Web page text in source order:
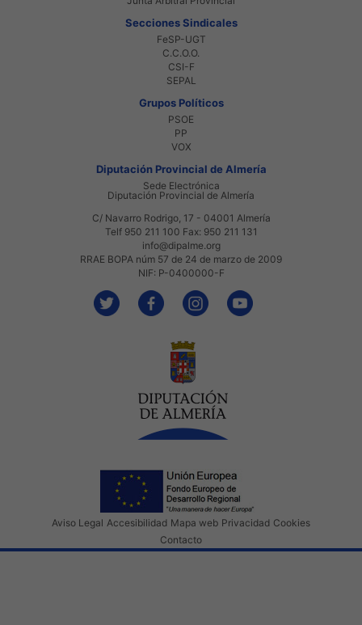
Secciones Sindicales
FeSP-UGT
C.C.O.O.
CSI-F
SEPAL
Grupos Políticos
PSOE
PP
VOX
Diputación Provincial de Almería
Sede Electrónica
Diputación Provincial de Almería
C/ Navarro Rodrigo, 17 - 04001 Almería
Telf 950 211 100 Fax: 950 211 131
info@dipalme.org
RRAE BOPA núm 57 de 24 de marzo de 2009
NIF: P-0400000-F
Aviso Legal Accesibilidad Mapa web Privacidad Cookies
Contacto